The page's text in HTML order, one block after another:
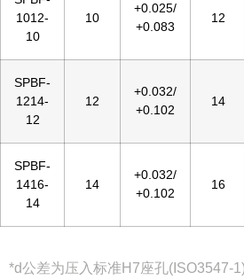
1012-
10
10
+0.025/
+0.083
12
SPBF-
1214-
12
12
+0.032/
+0.102
14
SPBF-
1416-
14
14
+0.032/
+0.102
16
*d公差为压入标准H7座孔(ISO3547-